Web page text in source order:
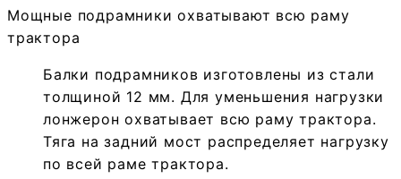
Мощные подрамники охватывают всю раму
трактора
Балки подрамников изготовлены из стали
толщиной 12 мм. Для уменьшения нагрузки
лонжерон охватывает всю раму трактора.
Тяга на задний мост распределяет нагрузку
по всей раме трактора.